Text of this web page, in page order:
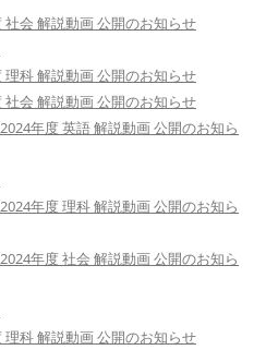
社会 解説動画 公開のお知らせ
理科 解説動画 公開のお知らせ
社会 解説動画 公開のお知らせ
年度 英語 解説動画 公開のお知ら
年度 理科 解説動画 公開のお知ら
年度 社会 解説動画 公開のお知ら
理科 解説動画 公開のお知らせ